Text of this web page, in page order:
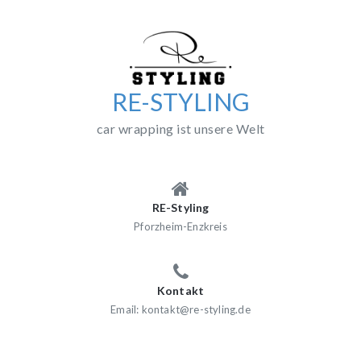
RE-STYLING
car wrapping ist unsere Welt
RE-Styling
Pforzheim-Enzkreis
Kontakt
Email: kontakt@re-styling.de